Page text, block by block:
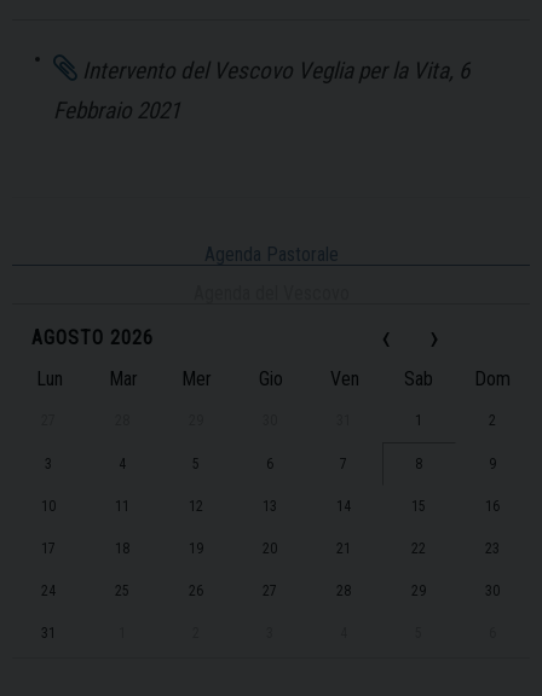
Intervento del Vescovo Veglia per la Vita, 6
Febbraio 2021
Agenda Pastorale
‹
AGOSTO 2026 ›
Lun Mar Mer Gio Ven Sab Dom
1 2
3 4 5 6 7 8 9
10 11 12 13 14 15 16
17 18 19 20 21 22 23
24 25 26 27 28 29 30
31